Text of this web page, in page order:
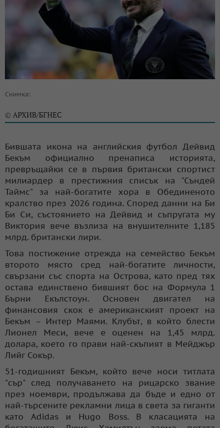
Снимка:
© АРХИВ/БГНЕС
Бившата икона на английския футбол Дейвид
Бекъм официално пренаписа историята,
превръщайки се в първия британски спортист
милиардер в престижния списък на "Съндей
Таймс" за най-богатите хора в Обединеното
кралство през 2026 година. Според данни на Би
Би Си, състоянието на Дейвид и съпругата му
Виктория вече възлиза на внушителните 1,185
млрд. британски лири.
Това постижение отрежда на семейство Бекъм
второто място сред най-богатите личности,
свързани със спорта на Острова, като пред тях
остава единствено бившият бос на Формула 1
Бърни Екълстоун. Основен двигател на
финансовия скок е американският проект на
Бекъм – Интер Маями. Клубът, в който блести
Лионел Меси, вече е оценен на 1,45 млрд.
долара, което го прави най-скъпият в Мейджър
Лийг Сокър.
51-годишният Бекъм, който вече носи титлата
"сър" след получаването на рицарско звание
през ноември, продължава да бъде и едно от
най-търсените рекламни лица в света за гиганти
като Adidas и Hugo Boss. В класацията на